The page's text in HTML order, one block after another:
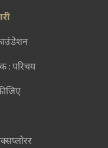
: परिचय